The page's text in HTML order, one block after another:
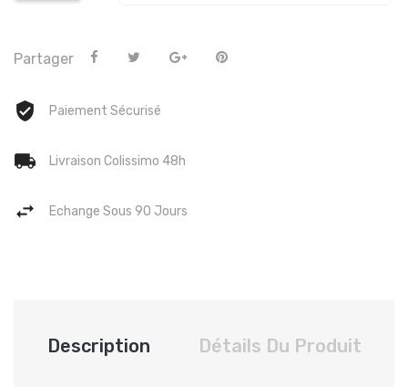
Partager
Paiement Sécurisé
Livraison Colissimo 48h
Echange Sous 90 Jours
Description Détails Du Produit